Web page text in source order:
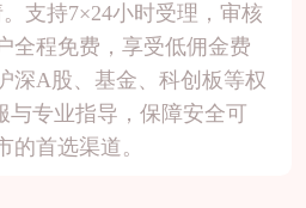
支持7×24小时受理，审核
全程免费，享受低佣金费
深A股、基金、科创板等权
与专业指导，保障安全可
的首选渠道。